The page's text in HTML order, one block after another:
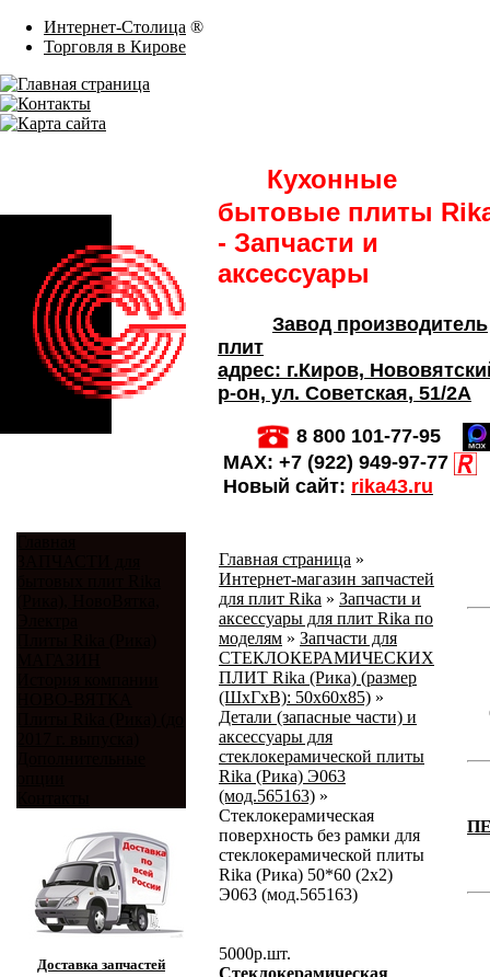
Интернет-Столица ®
Торговля в Кирове
Кухонные
бытовые плиты
- Запчасти и
аксессуары
Завод производитель
плит
адрес: г.Киров,
р-он, ул. Советская, 51/2А
8 800 101-77-95
MAX: +7 (922) 949-97-77
Новый сайт: rika43.ru
Доставка запчастей
Главная страница »
Интернет-магазин запчастей
для плит Rika » Запчасти и
аксессуары для плит Rika по
моделям » Запчасти для
СТЕКЛОКЕРАМИЧЕСКИХ
ПЛИТ Rika (Рика) (размер
(ШхГхВ): 50x60x85) »
Детали (запасные части) и
аксессуары для
стеклокерамической плиты
Rika (Рика) Э063
(мод.565163) »
Стеклокерамическая
поверхность без рамки для
стеклокерамической плиты
Rika (Рика) 50*60 (2х2)
Э063 (мод.565163)
5000р.шт.
Стеклокерамическая